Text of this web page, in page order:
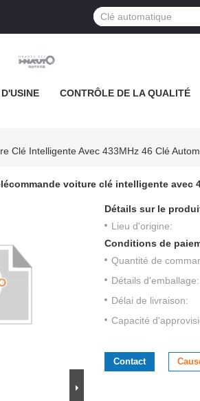
CONTRÔLE DE LA QUALITÉ
Clé Intelligente Avec 433MHz 46 Clé
voiture clé intelligente avec
Détails sur le
Lieu d'origine:
Conditions de
Quantité de
Détails d'emballage:
Délai de livraison:
Capacité
Contact